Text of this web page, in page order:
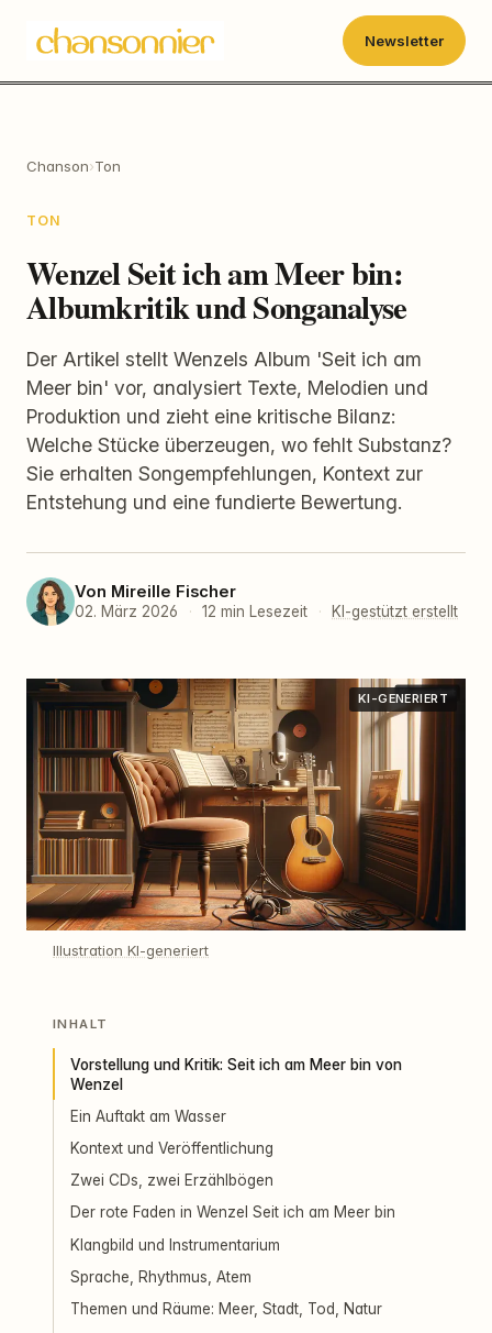
Newsletter
Chanson›Ton
TON
Wenzel Seit ich am Meer bin:
Albumkritik und Songanalyse
Der Artikel stellt Wenzels Album 'Seit ich am
Meer bin' vor, analysiert Texte, Melodien und
Produktion und zieht eine kritische Bilanz:
Welche Stücke überzeugen, wo fehlt Substanz?
Sie erhalten Songempfehlungen, Kontext zur
Entstehung und eine fundierte Bewertung.
Von Mireille Fischer
02. März 2026 · 12 min Lesezeit · KI-gestützt erstellt
KI-GENERIERT
Illustration KI-generiert
INHALT
Vorstellung und Kritik: Seit ich am Meer bin von
Wenzel
Ein Auftakt am Wasser
Kontext und Veröffentlichung
Zwei CDs, zwei Erzählbögen
Der rote Faden in Wenzel Seit ich am Meer bin
Klangbild und Instrumentarium
Sprache, Rhythmus, Atem
Themen und Räume: Meer, Stadt, Tod, Natur